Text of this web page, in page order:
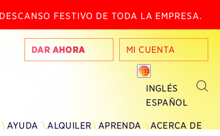
FESTIVO DE TODA LA EMPRESA.
DAR AHORA MI CUENTA
INGLÉS
ESPAÑOL
AYUDA ALQUILER APRENDA ACERCA DE